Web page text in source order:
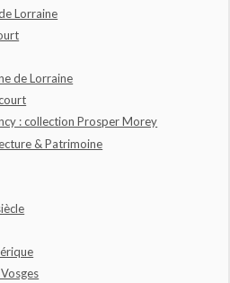
Lorraine
de Lorraine
: collection Prosper Morey
& Patrimoine